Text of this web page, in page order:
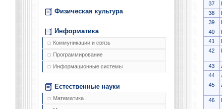
Физическая культура
Информатика
Коммуникации и связь
Программирование
Информационные системы
Естественные науки
Математика
37
38
39
40
41
42
43
44
45
46